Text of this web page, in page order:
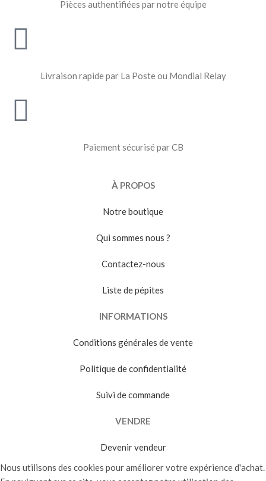
Pièces authentifiées par notre équipe
Livraison rapide par La Poste ou Mondial Relay
Paiement sécurisé par CB
À PROPOS
Notre boutique
Qui sommes nous ?
Contactez-nous
Liste de pépites
INFORMATIONS
Conditions générales de vente
Politique de confidentialité
Suivi de commande
VENDRE
Devenir vendeur
Nous utilisons des cookies pour améliorer votre expérience d'achat.